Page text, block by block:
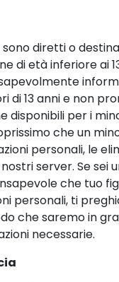
sono diretti o
di età inferiore ai
di 13 anni e non
disponibili per i
che un
personali, le
server. Se sei
che tuo
personali, ti
che saremo in
necessarie.